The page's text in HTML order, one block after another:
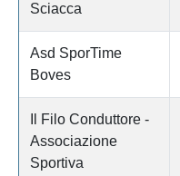
Sciacca
Asd SporTime
Boves
Il Filo Conduttore -
Associazione
Sportiva